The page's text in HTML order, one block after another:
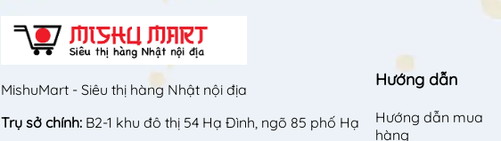
MishuMart - Siêu thị hàng Nhật nội địa
Trụ sở chính: B2-1 khu đô thị 54 Hạ Đình, ngõ 85 phố Hạ
Hướng dẫn
Hướng dẫn mua
hàng